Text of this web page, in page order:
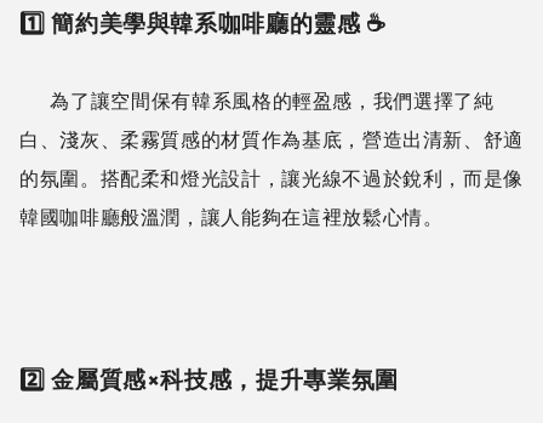
1️⃣ 簡約美學與韓系咖啡廳的靈感 ☕
為了讓空間保有韓系風格的輕盈感，我們選擇了純
白、淺灰、柔霧質感的材質作為基底，營造出清新、舒適
的氛圍。搭配柔和燈光設計，讓光線不過於銳利，而是像
韓國咖啡廳般溫潤，讓人能夠在這裡放鬆心情。